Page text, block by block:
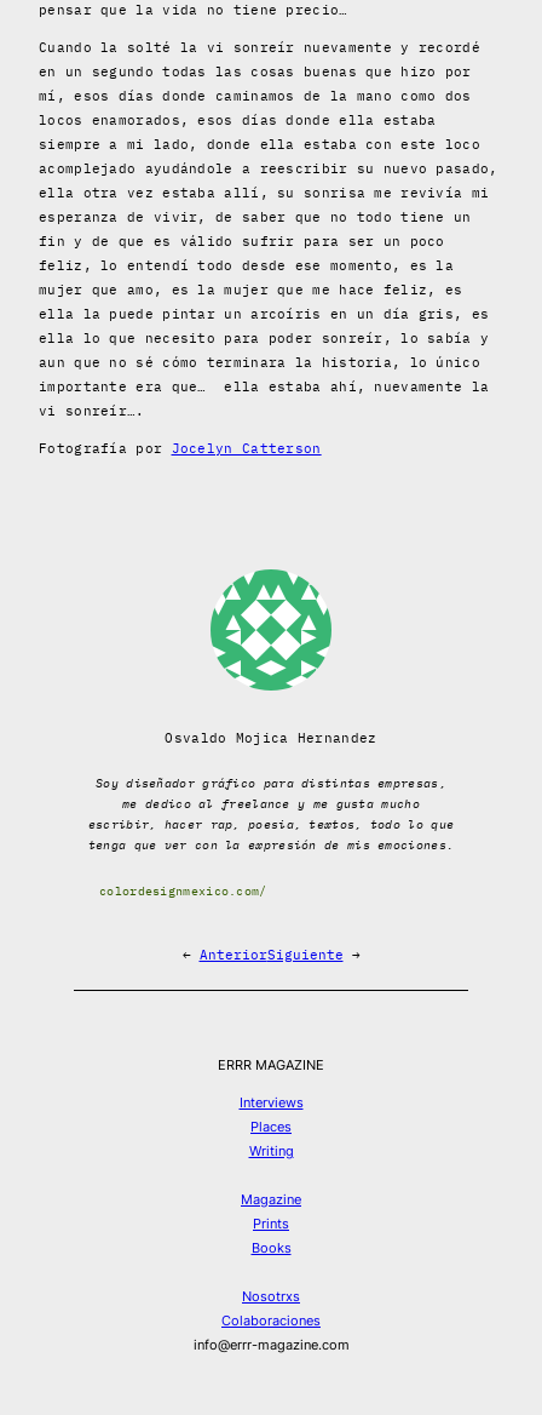
pensar que la vida no tiene precio…
Cuando la solté la vi sonreír nuevamente y recordé
en un segundo todas las cosas buenas que hizo por
mí, esos días donde caminamos de la mano como dos
locos enamorados, esos días donde ella estaba
siempre a mi lado, donde ella estaba con este loco
acomplejado ayudándole a reescribir su nuevo pasado,
ella otra vez estaba allí, su sonrisa me revivía mi
esperanza de vivir, de saber que no todo tiene un
fin y de que es válido sufrir para ser un poco
feliz, lo entendí todo desde ese momento, es la
mujer que amo, es la mujer que me hace feliz, es
ella la puede pintar un arcoíris en un día gris, es
ella lo que necesito para poder sonreír, lo sabía y
aun que no sé cómo terminara la historia, lo único
importante era que… ella estaba ahí, nuevamente la
vi sonreír….
Fotografía por Jocelyn Catterson
Osvaldo Mojica Hernandez
Soy diseñador gráfico para distintas empresas,
me dedico al freelance y me gusta mucho
escribir, hacer rap, poesia, textos, todo lo que
tenga que ver con la expresión de mis emociones.
colordesignmexico.com/
← AnteriorSiguiente →
ERRR MAGAZINE
Interviews
Places
Writing
Magazine
Prints
Books
Nosotrxs
Colaboraciones
info@errr-magazine.com